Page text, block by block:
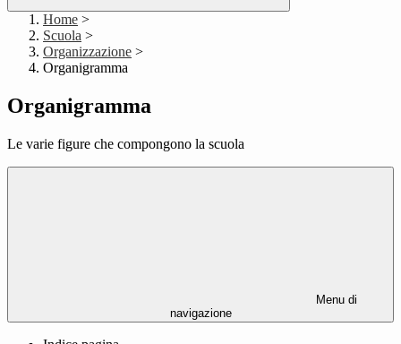
Home >
Scuola >
Organizzazione >
Organigramma
Organigramma
Le varie figure che compongono la scuola
Menu di
navigazione